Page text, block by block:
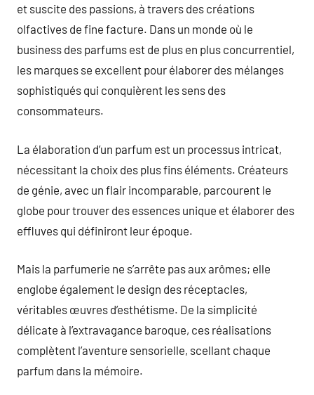
et suscite des passions, à travers des créations
olfactives de fine facture. Dans un monde où le
business des parfums est de plus en plus concurrentiel,
les marques se excellent pour élaborer des mélanges
sophistiqués qui conquièrent les sens des
consommateurs.
La élaboration d’un parfum est un processus intricat,
nécessitant la choix des plus fins éléments. Créateurs
de génie, avec un flair incomparable, parcourent le
globe pour trouver des essences unique et élaborer des
effluves qui définiront leur époque.
Mais la parfumerie ne s’arrête pas aux arômes; elle
englobe également le design des réceptacles,
véritables œuvres d’esthétisme. De la simplicité
délicate à l’extravagance baroque, ces réalisations
complètent l’aventure sensorielle, scellant chaque
parfum dans la mémoire.